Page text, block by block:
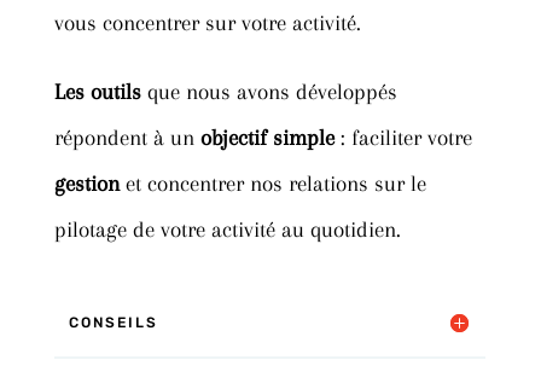
vous concentrer sur votre activité.
Les outilsque nous avons développés
répondent à unobjectif simple: faciliter votre
gestionet concentrer nos relations sur le
pilotage de votre activité au quotidien.
CONSEILS